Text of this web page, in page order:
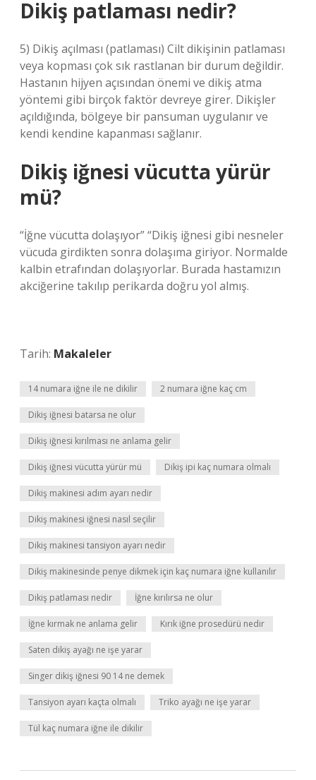
Dikiş patlaması nedir?
5) Dikiş açılması (patlaması) Cilt dikişinin patlaması
veya kopması çok sık rastlanan bir durum değildir.
Hastanın hijyen açısından önemi ve dikiş atma
yöntemi gibi birçok faktör devreye girer. Dikişler
açıldığında, bölgeye bir pansuman uygulanır ve
kendi kendine kapanması sağlanır.
Dikiş iğnesi vücutta yürür
mü?
“İğne vücutta dolaşıyor” “Dikiş iğnesi gibi nesneler
vücuda girdikten sonra dolaşıma giriyor. Normalde
kalbin etrafından dolaşıyorlar. Burada hastamızın
akciğerine takılıp perikarda doğru yol almış.
Tarih: Makaleler
14 numara iğne ile ne dikilir 2 numara iğne kaç cm
Dikiş iğnesi batarsa ne olur
Dikiş iğnesi kırılması ne anlama gelir
Dikiş iğnesi vücutta yürür mü Dikiş ipi kaç numara olmalı
Dikiş makinesi adım ayarı nedir
Dikiş makinesi iğnesi nasıl seçilir
Dikiş makinesi tansiyon ayarı nedir
Dikiş makinesinde penye dikmek için kaç numara iğne kullanılır
Dikiş patlaması nedir İğne kırılırsa ne olur
İğne kırmak ne anlama gelir Kırık iğne prosedürü nedir
Saten dikiş ayağı ne işe yarar
Singer dikiş iğnesi 90 14 ne demek
Tansiyon ayarı kaçta olmalı Triko ayağı ne işe yarar
Tül kaç numara iğne ile dikilir